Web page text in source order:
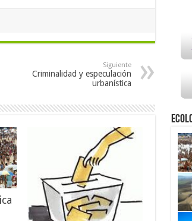
Siguiente
Criminalidad y especulación
urbanística